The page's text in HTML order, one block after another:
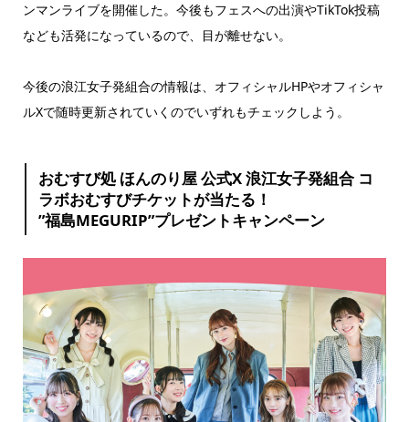
ンマンライブを開催した。今後もフェスへの出演やTikTok投稿
なども活発になっているので、目が離せない。
今後の浪江女子発組合の情報は、オフィシャルHPやオフィシャ
ルXで随時更新されていくのでいずれもチェックしよう。
おむすび処 ほんのり屋 公式X 浪江女子発組合 コ
ラボおむすびチケットが当たる！
”福島MEGURIP”プレゼントキャンペーン